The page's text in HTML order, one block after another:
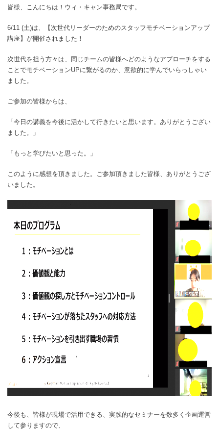
皆様、こんにちは！ウィ・キャン事務局です。
6/11 (土)は、【次世代リーダーのためのスタッフモチベーションアップ
講座】が開催されました！
次世代を担う方々は、同じチームの皆様へどのようなアプローチをする
ことでモチベーションUPに繋がるのか、意欲的に学んでいらっしゃい
ました。
ご参加の皆様からは、
「今日の講義を今後に活かして行きたいと思います。ありがとうござい
ました。」
「もっと学びたいと思った。」
このように感想を頂きました。ご参加頂きました皆様、ありがとうござ
いました。
今後も、皆様が現場で活用できる、実践的なセミナーを数多く企画運営
して参りますので、